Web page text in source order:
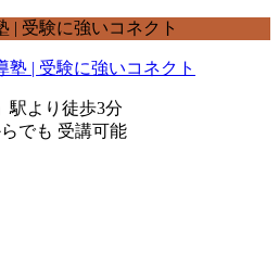
| 受験に強いコネクト
駅より徒歩3分
でも 受講可能